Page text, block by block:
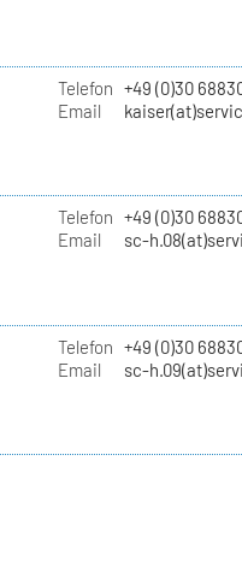
Telefon +49 (0)30
Email
Telefon +49 (0)30
Email
sc-
Telefon +49 (0)30
Email
sc-